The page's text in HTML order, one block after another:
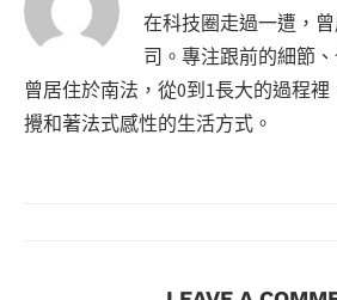
在科技圈走過一遭，
司。專注跟前的細節
曾居住於南法，從0到1長大的過程
攪和著法式感性的生活方式。